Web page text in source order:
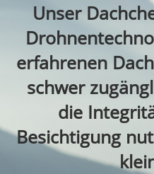
Unser
erfahrenen
schwer
die
Besichtigung